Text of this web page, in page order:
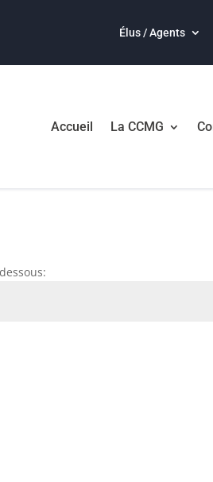
Élus / Agents
Accueil La CCMG